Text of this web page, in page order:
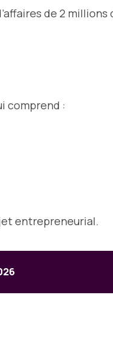
de 2 millions
comprend :
entrepreneurial.